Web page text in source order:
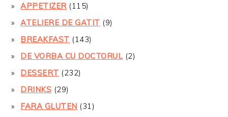
APPETIZER (115)
ATELIERE DE GATIT (9)
BREAKFAST (143)
DE VORBA CU DOCTORUL (2)
DESSERT (232)
DRINKS (29)
FARA GLUTEN (31)